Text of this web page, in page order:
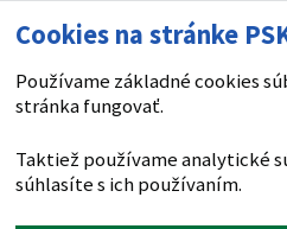
Cookies na stránke
Používame základné cookies
stránka fungovať.
Taktiež používame analytické
súhlasíte s ich používaním.